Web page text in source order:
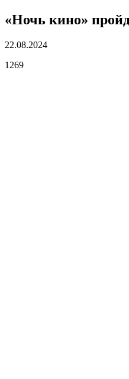
«Ночь кино»
22.08.2024
1269